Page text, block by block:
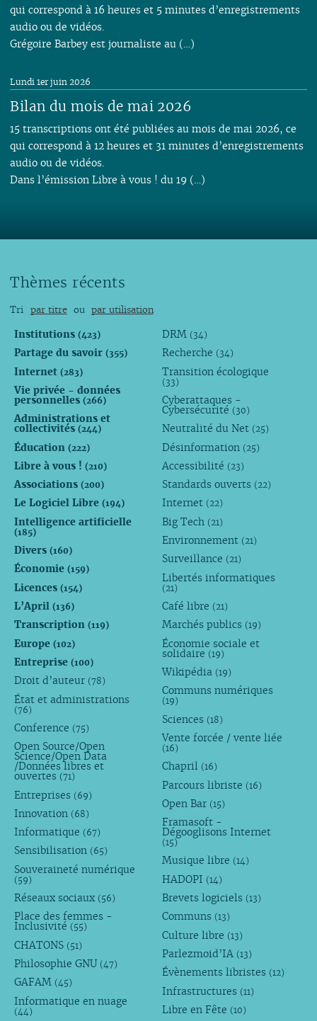
qui correspond à 16 heures et 5 minutes d’enregistrements
audio ou de vidéos.
Grégoire Barbey est journaliste au (…)
Bilan du mois de mai 2026
Lundi 1er juin 2026
15 transcriptions ont été publiées au mois de mai 2026, ce
qui correspond à 12 heures et 31 minutes d’enregistrements
audio ou de vidéos.
Dans l’émission Libre à vous ! du 19 (…)
Thèmes récents
Tri par titre ou par utilisation
Institutions (423)
Partage du savoir (355)
Internet (283)
Vie privée - données
personnelles (266)
Administrations et
collectivités (244)
Éducation (222)
Libre à vous ! (210)
Associations (200)
Le Logiciel Libre (194)
Intelligence artificielle
(185)
Divers (160)
Économie (159)
Licences (154)
L’April (136)
Transcription (119)
Europe (102)
Entreprise (100)
Droit d’auteur (78)
État et administrations
(76)
Conference (75)
Open Source/Open
Science/Open Data
/Données libres et
ouvertes (71)
Entreprises (69)
Innovation (68)
Informatique (67)
Sensibilisation (65)
Souveraineté numérique
(59)
Réseaux sociaux (56)
Place des femmes -
Inclusivité (55)
CHATONS (51)
Philosophie GNU (47)
GAFAM (45)
Informatique en nuage
(44)
DRM (34)
Recherche (34)
Transition écologique
(33)
Cyberattaques -
Cybersécurité (30)
Neutralité du Net (25)
Désinformation (25)
Accessibilité (23)
Standards ouverts (22)
Internet (22)
Big Tech (21)
Environnement (21)
Surveillance (21)
Libertés informatiques
(21)
Café libre (21)
Marchés publics (19)
Économie sociale et
solidaire (19)
Wikipédia (19)
Communs numériques
(19)
Sciences (18)
Vente forcée / vente liée
(16)
Chapril (16)
Parcours libriste (16)
Open Bar (15)
Framasoft -
Dégooglisons Internet
(15)
Musique libre (14)
HADOPI (14)
Brevets logiciels (13)
Communs (13)
Culture libre (13)
Parlezmoid’IA (13)
Évènements libristes (12)
Infrastructures (11)
Libre en Fête (10)